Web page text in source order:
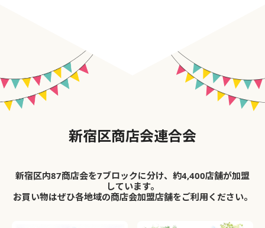
新宿区商店会連合会
新宿区内87商店会を7ブロックに分け、約4,400店舗が加盟
しています。
お買い物はぜひ各地域の商店会加盟店舗をご利用ください。